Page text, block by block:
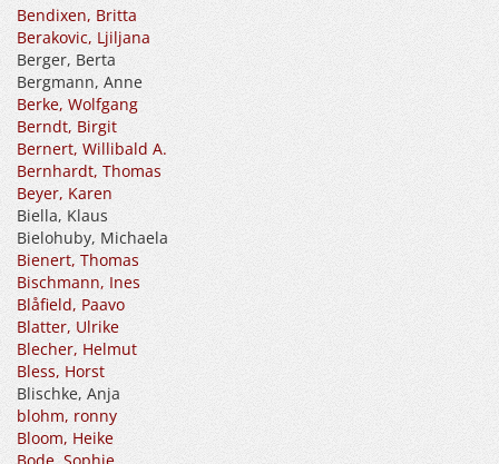
Bendixen, Britta
Berakovic, Ljiljana
Berger, Berta
Bergmann, Anne
Berke, Wolfgang
Berndt, Birgit
Bernert, Willibald A.
Bernhardt, Thomas
Beyer, Karen
Biella, Klaus
Bielohuby, Michaela
Bienert, Thomas
Bischmann, Ines
Blåfield, Paavo
Blatter, Ulrike
Blecher, Helmut
Bless, Horst
Blischke, Anja
blohm, ronny
Bloom, Heike